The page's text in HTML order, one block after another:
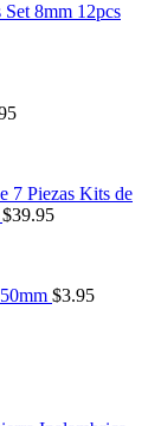
8mm 12pcs
Kits de
$39.95
$3.95